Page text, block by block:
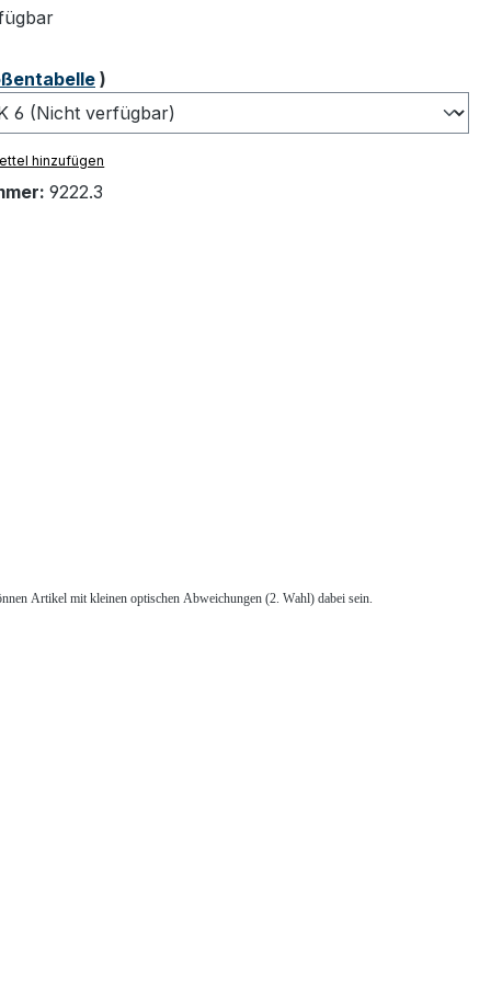
)
hinzufügen
9222.3
Artikel mit kleinen optischen Abweichungen (2. Wahl) dabei sein.